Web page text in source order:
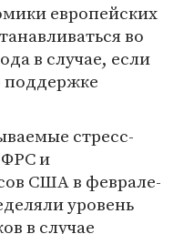
европейских
во
в случае, если
поддержке
стресс-
и
США в феврале-
уровень
в случае